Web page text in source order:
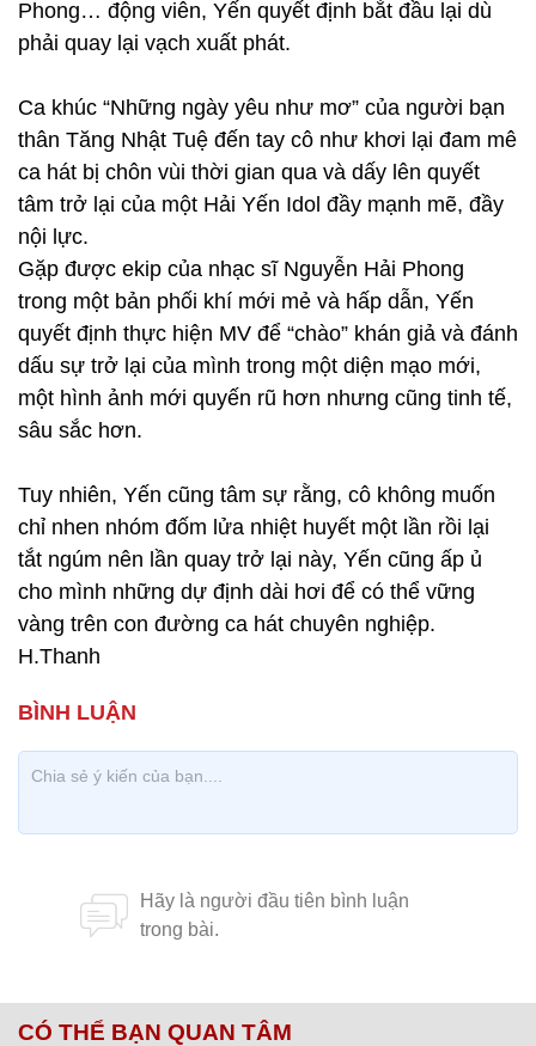
Phong… động viên, Yến quyết định bắt đầu lại dù
phải quay lại vạch xuất phát.
Ca khúc “Những ngày yêu như mơ” của người bạn
thân Tăng Nhật Tuệ đến tay cô như khơi lại đam mê
ca hát bị chôn vùi thời gian qua và dấy lên quyết
tâm trở lại của một Hải Yến Idol đầy mạnh mẽ, đầy
nội lực.
Gặp được ekip của nhạc sĩ Nguyễn Hải Phong
trong một bản phối khí mới mẻ và hấp dẫn, Yến
quyết định thực hiện MV để “chào” khán giả và đánh
dấu sự trở lại của mình trong một diện mạo mới,
một hình ảnh mới quyến rũ hơn nhưng cũng tinh tế,
sâu sắc hơn.
Tuy nhiên, Yến cũng tâm sự rằng, cô không muốn
chỉ nhen nhóm đốm lửa nhiệt huyết một lần rồi lại
tắt ngúm nên lần quay trở lại này, Yến cũng ấp ủ
cho mình những dự định dài hơi để có thể vững
vàng trên con đường ca hát chuyên nghiệp.
H.Thanh
CÓ THỂ BẠN QUAN TÂM